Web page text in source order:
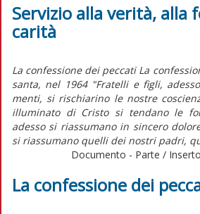
Servizio alla verità, alla
carità
La confessione dei peccati La
santa, nel 1964 "Fratelli e figli,
menti, si rischiarino le nostre
illuminato di Cristo si tendano le
adesso si riassumano in sincero
si riassumano quelli dei nostri padri,
Documento - Parte /
La confessione dei